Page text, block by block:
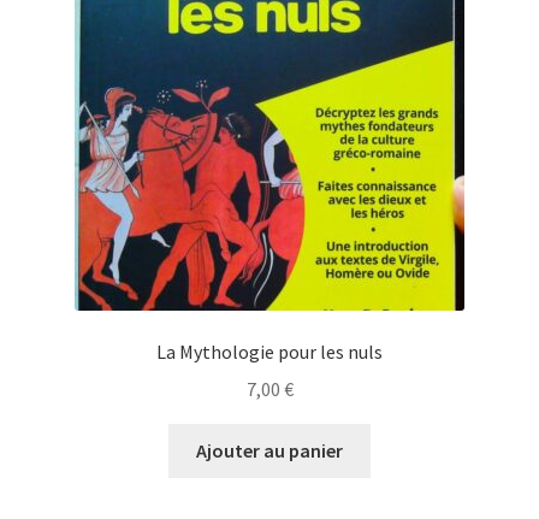
La Mythologie pour les nuls
7,00 €
Ajouter au panier